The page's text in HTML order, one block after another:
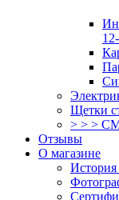
Щетки
> > >
Отзывы
О магазине
История